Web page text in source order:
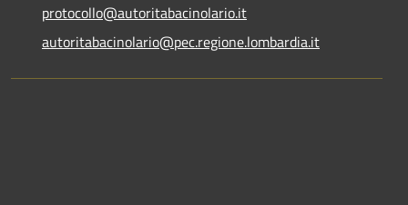
protocollo@autoritabacinolario.it
autoritabacinolario@pec.regione.lombardia.it